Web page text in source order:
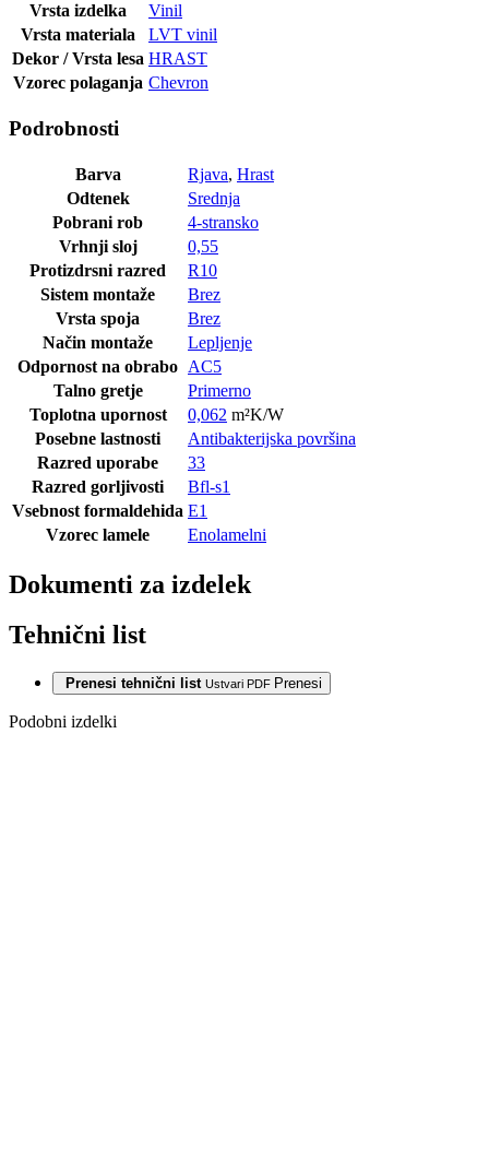
Vrsta izdelka
Vinil
Vrsta materiala
LVT vinil
Dekor / Vrsta lesa HRAST
Vzorec polaganja Chevron
Podrobnosti
Barva Rjava, Hrast
Odtenek
Srednja
Pobrani rob
4-stransko
Vrhnji sloj
0,55
Protizdrsni razred
R10
Sistem montaže
Brez
Vrsta spoja
Brez
Način montaže
Lepljenje
Odpornost na obrabo AC5
Talno gretje
Primerno
Toplotna upornost
0,062 m²K/W
Posebne lastnosti
Antibakterijska površina
Razred uporabe
33
Razred gorljivosti
Bfl-s1
Vsebnost formaldehida E1
Vzorec lamele
Enolamelni
Dokumenti za izdelek
Tehnični list
Prenesi tehnični list Ustvari PDF Prenesi
Podobni izdelki